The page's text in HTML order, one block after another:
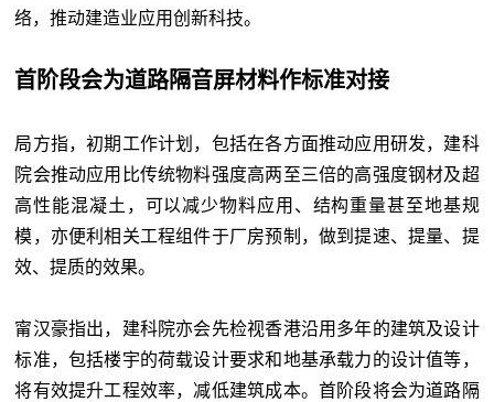
络，推动建造业应用创新科技。
首阶段会为道路隔音屏材料作标准对接
局方指，初期工作计划，包括在各方面推动应用研发，建科
院会推动应用比传统物料强度高两至三倍的高强度钢材及超
高性能混凝土，可以减少物料应用、结构重量甚至地基规
模，亦便利相关工程组件于厂房预制，做到提速、提量、提
效、提质的效果。
甯汉豪指出，建科院亦会先检视香港沿用多年的建筑及设计
标准，包括楼宇的荷载设计要求和地基承载力的设计值等，
将有效提升工程效率，减低建筑成本。首阶段将会为道路隔